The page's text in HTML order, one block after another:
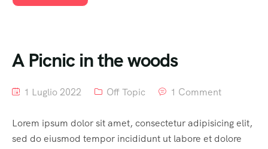
A Picnic in the woods
1 Luglio 2022 Off Topic 1 Comment
Lorem ipsum dolor sit amet, consectetur adipisicing elit,
sed do eiusmod tempor incididunt ut labore et dolore